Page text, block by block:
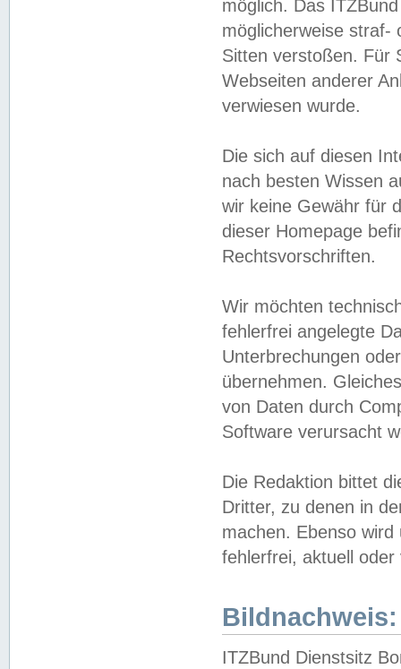
möglich. Das
möglicherweise straf-
Sitten verstoßen. Für
Webseiten anderer
verwiesen wurde.
Die sich auf diesen
nach besten Wissen
wir keine Gewähr für
dieser Homepage
Rechtsvorschriften.
Wir möchten
fehlerfrei angelegte
Unterbrechungen
übernehmen.
von Daten durch
Software verursacht
Die Redaktion bittet
Dritter, zu denen in
machen. Ebenso
fehlerfrei, aktuell oder
Bildnachweis:
ITZBund Dienstsitz